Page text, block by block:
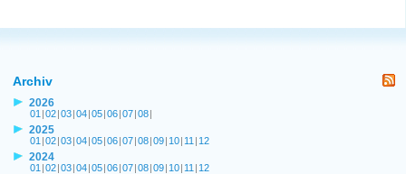
Archiv
2026
01 |02|03|04|05|06|07|08|
2025
01 |02|03|04|05|06|07|08|09| 10| 11 | 12
2024
01 |02|03|04|05|06|07|08|09| 10| 11 | 12